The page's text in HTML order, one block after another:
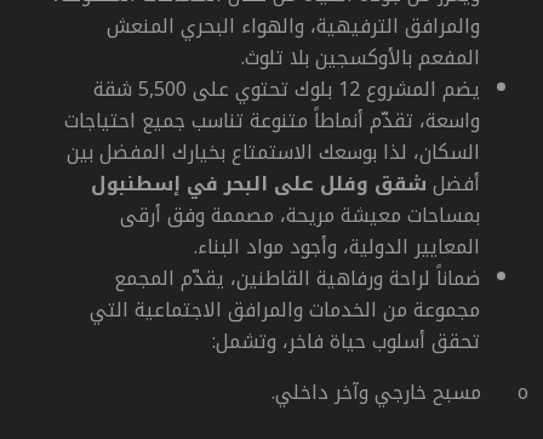
والمرافق الترفيهية، والهواء البحري المنعش
المفعم بالأوكسجين بلا تلوث.
يضم المشروع 12 بلوك تحتوي على 5,500 شقة
واسعة، تقدّم أنماطاً متنوعة تناسب جميع احتياجات
السكان، لذا بوسعك الاستمتاعبخيارك المفضل بين
أفضلشقق وفلل على البحر في إسطنبول
بمساحات معيشة مريحة، مصممة وفق أرقى
المعايير الدولية، وأجود مواد البناء.
ضماناً لراحة ورفاهية القاطنين، يقدّم المجمع
مجموعة من الخدمات والمرافق الاجتماعية التي
تحقق أسلوب حياة فاخر، وتشمل:
o
مسبح خارجي وآخر داخلي.